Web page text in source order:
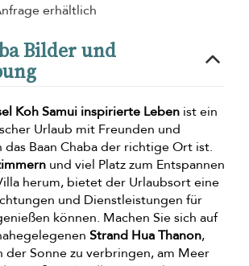
erhältlich
Bilder und
Koh Samui inspirierte Leben ist ein
Urlaub mit Freunden und
das Baan Chaba der richtige Ort ist.
und viel Platz zum Entspannen
herum, bietet der Urlaubsort eine
und Dienstleistungen für
können. Machen Sie sich auf
Strand Hua Thanon,
der Sonne zu verbringen, am Meer